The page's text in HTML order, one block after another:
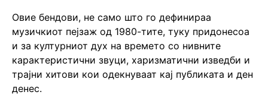
Овие бендови, не само што го дефинираа
музичкиот пејзаж од 1980-тите, туку придонесоа
и за културниот дух на времето со нивните
карактеристични звуци, харизматични изведби и
трајни хитови кои одекнуваат кај публиката и ден
денес.